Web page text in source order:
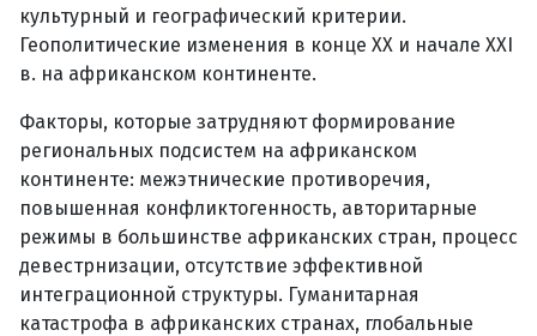
культурный и географический критерии.
Геополитические изменения в конце ХХ и начале XXI
в. на африканском континенте.
Факторы, которые затрудняют формирование
региональных подсистем на африканском
континенте: межэтнические противоречия,
повышенная конфликтогенность, авторитарные
режимы в большинстве африканских стран, процесс
девестрнизации, отсутствие эффективной
интеграционной структуры. Гуманитарная
катастрофа в африканских странах, глобальные